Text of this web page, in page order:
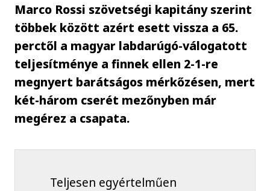
Marco Rossi szövetségi kapitány szerint
többek között azért esett vissza a 65.
perctől a magyar labdarúgó-válogatott
teljesítménye a finnek ellen 2-1-re
megnyert barátságos mérkőzésen, mert
két-három cserét mezőnyben már
megérez a csapata.
Teljesen egyértelműen